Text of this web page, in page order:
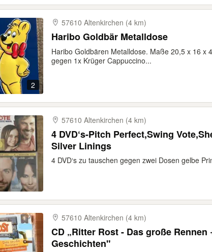
2
57610 Altenkirchen (4 km)
Haribo Goldbär Metalldose
Haribo Goldbären Metalldose. Maße 20,5 x 16 x
gegen 1x Krüger Cappuccino...
57610 Altenkirchen (4 km)
4 DVD‘s-Pitch Perfect,Swing
Silver Linings
4 DVD‘s zu tauschen gegen zwei Dosen gelbe
57610 Altenkirchen (4 km)
CD „Ritter Rost - Das große Rennen
Geschichten"